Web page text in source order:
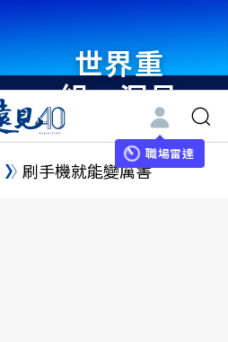
世界重
組・洞見
未來 與
世界領袖
職場雷達
刷手機就能變厲害